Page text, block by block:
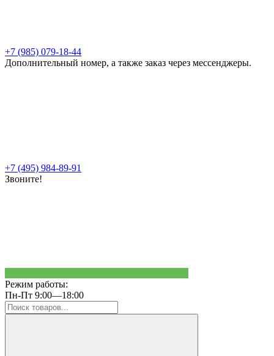
+7 (985) 079-18-44
Дополнительный номер, а также заказ через мессенджеры.
+7 (495) 984-89-91
Звоните!
Режим работы:
Пн-Пт 9:00—18:00